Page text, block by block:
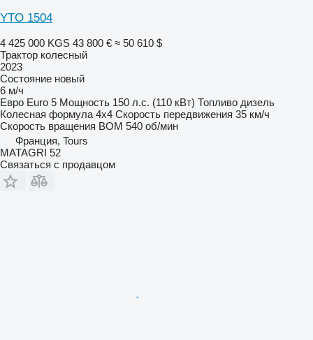
YTO 1504
4 425 000 KGS 43 800 € ≈ 50 610 $
Трактор колесный
2023
Состояние новый
6 м/ч
Евро Euro 5 Мощность 150 л.с. (110 кВт) Топливо дизель
Колесная формула 4x4 Скорость передвижения 35 км/ч
Скорость вращения ВОМ 540 об/мин
Франция, Tours
MATAGRI 52
Связаться с продавцом